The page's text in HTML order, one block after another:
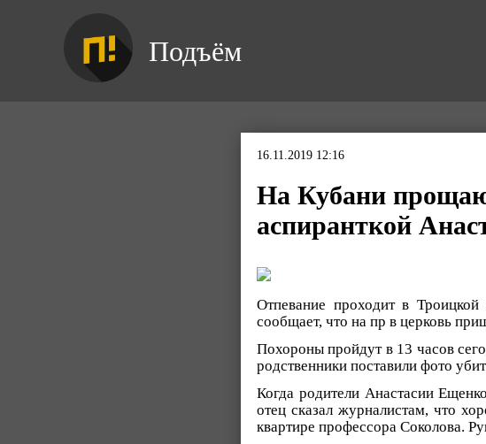
Подъём
16.11.2019 12:16
На Кубани
аспиранткой
Отпевание проходит в Троицкой
сообщает, что на пр в церковь
Похороны пройдут в 13 часов
родственники поставили фото
Когда родители Анастасии
отец сказал журналистам, что
квартире профессора Соколова.